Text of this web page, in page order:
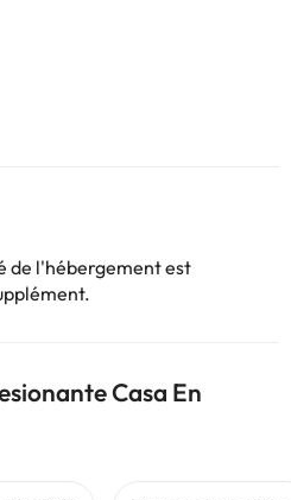
de l'hébergement est
Casa En